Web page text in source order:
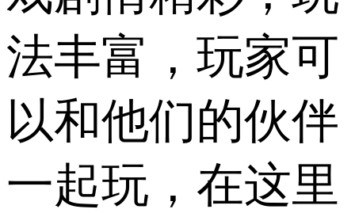
法丰富，玩家可
以和他们的伙伴
一起玩，在这里